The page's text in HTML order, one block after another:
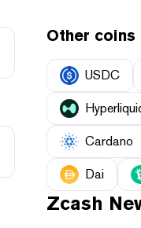
Other coins
USDC
Cardano
Dai
Zcash